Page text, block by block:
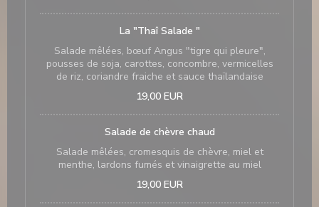
La "Thaî Salade "
Salade mêlées, bœuf Angus "tigre qui pleure",
pousses de soja, carottes, concombre, vermicelles
de riz, coriandre fraiche et sauce thaïlandaise
19,00 EUR
Salade de chèvre chaud
Salade mêlées, cromesquis de chèvre, miel et
menthe, lardons fumés et vinaigrette au miel
19,00 EUR